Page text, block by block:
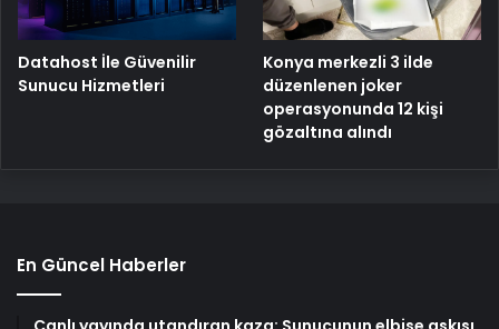
Datahost İle Güvenilir
Sunucu Hizmetleri
Konya merkezli 3 ilde
düzenlenen joker
operasyonunda 12 kişi
gözaltına alındı
En Güncel Haberler